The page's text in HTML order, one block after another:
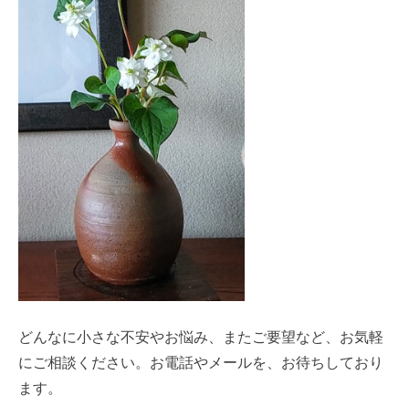
どんなに小さな不安やお悩み、またご要望など、お気軽
にご相談ください。お電話やメールを、お待ちしており
ます。